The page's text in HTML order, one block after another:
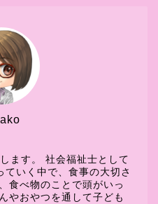
ます。 社会福祉士として
いく中で、食事の大切さ
食べ物のことで頭がいっ
やおやつを通して子ども